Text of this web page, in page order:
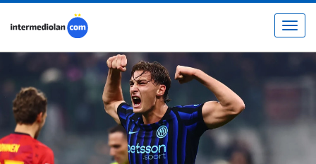
Toggle